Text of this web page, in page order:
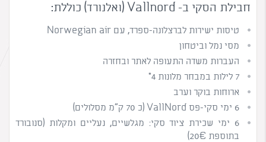
חבילת הסקי ב- Vallnord (ואלנורד) כוללת:
טיסות ישירות לברצלונה-ספרד, עם Norwegian air
מסי נמל וביטחון
העברות משדה התעופה לאתר ובחזרה
7 לילות במבחר מלונות 4*
ארוחות בוקר וערב
6 ימי סקי-פס VallNord (כ 70 ק"מ מסלולים)
6 ימי שכירת ציוד סקי: מגלשיים, נעליים ומקלות (סנובורד
בתוספת 20€)